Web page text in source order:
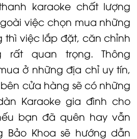
karaoke chất lượng
việc chọn mua những
thì việc lắp đặt, căn chỉnh
rất quan trọng. Thông
ở những địa chỉ uy tín,
cửa hàng sẽ có những
Karaoke gia đình cho
bạn đã quên hay vẫn
Bảo Khoa sẽ hướng dẫn